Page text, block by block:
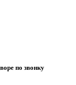
по звонку